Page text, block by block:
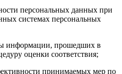
персональных данных при
системах персональных
информации, прошедших в
оценки соответствия;
принимаемых мер по